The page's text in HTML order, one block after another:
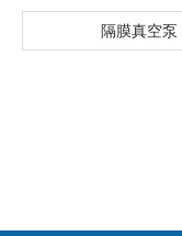
隔膜真空泵